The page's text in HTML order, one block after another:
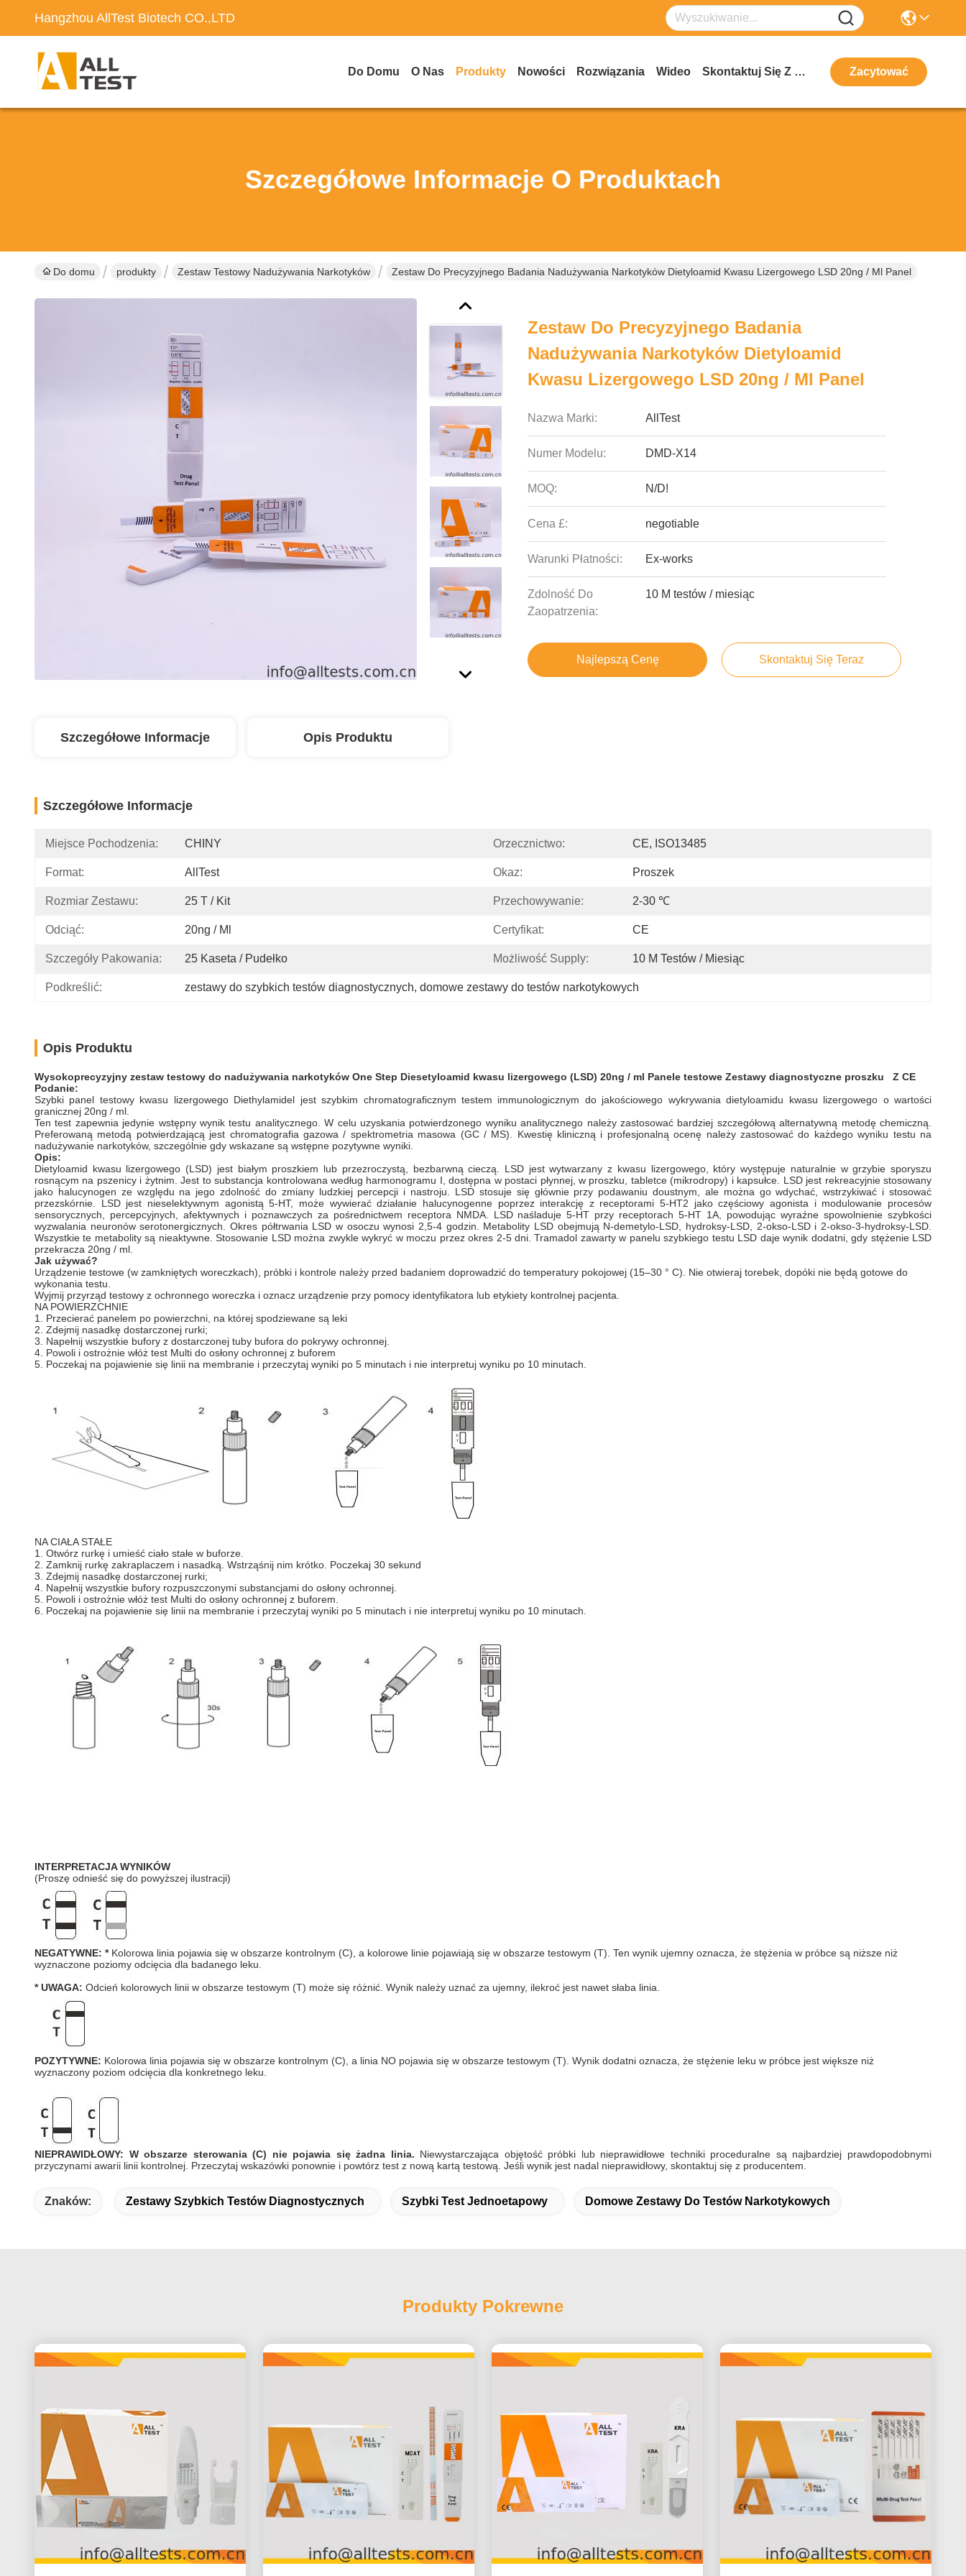
Hangzhou AllTest Biotech CO.,LTD
Do Domu O Nas Produkty Nowości Rozwiązania Wideo Skontaktuj Się Z Nami Zacytować
Szczegółowe Informacje O Produktach
Do domu produkty Zestaw Testowy Nadużywania Narkotyków Zestaw Do Precyzyjnego Badania Nadużywania Narkotyków Dietyloamid Kwasu Lizergowego LSD 20ng / Ml Panel
Zestaw Do Precyzyjnego Badania
Nadużywania Narkotyków Dietyloamid
Kwasu Lizergowego LSD 20ng / Ml Panel
Nazwa Marki: AllTest
Numer Modelu: DMD-X14
MOQ: N/D!
Cena £: negotiable
Warunki Płatności: Ex-works
Zdolność Do
Zaopatrzenia:
10 M testów / miesiąc
Najlepszą Cenę Skontaktuj Się Teraz
Szczegółowe Informacje Opis Produktu
Szczegółowe Informacje
Miejsce Pochodzenia: CHINY Orzecznictwo: CE, ISO13485
Format: AllTest Okaz: Proszek
Rozmiar Zestawu: 25 T / Kit Przechowywanie: 2-30 ℃
Odciąć: 20ng / Ml Certyfikat: CE
Szczegóły Pakowania: 25 Kaseta / Pudełko Możliwość Supply: 10 M Testów / Miesiąc
Podkreślić: zestawy do szybkich testów diagnostycznych, domowe zestawy do testów narkotykowych
Opis Produktu
Wysokoprecyzyjny zestaw testowy do nadużywania narkotyków One Step Diesetyloamid kwasu lizergowego (LSD) 20ng / ml Panele testowe Zestawy diagnostyczne proszku
Z CE
Podanie:
Szybki panel testowy kwasu lizergowego Diethylamidel jest szybkim chromatograficznym testem immunologicznym do jakościowego wykrywania dietyloamidu kwasu lizergowego o wartości
granicznej 20ng / ml.
Ten test zapewnia jedynie wstępny wynik testu analitycznego. W celu uzyskania potwierdzonego wyniku analitycznego należy zastosować bardziej szczegółową alternatywną metodę chemiczną.
Preferowaną metodą potwierdzającą jest chromatografia gazowa / spektrometria masowa (GC / MS). Kwestię kliniczną i profesjonalną ocenę należy zastosować do każdego wyniku testu na
nadużywanie narkotyków, szczególnie gdy wskazane są wstępne pozytywne wyniki.
Opis:
Dietyloamid kwasu lizergowego (LSD) jest białym proszkiem lub przezroczystą, bezbarwną cieczą. LSD jest wytwarzany z kwasu lizergowego, który występuje naturalnie w grzybie sporyszu
rosnącym na pszenicy i żytnim. Jest to substancja kontrolowana według harmonogramu I, dostępna w postaci płynnej, w proszku, tabletce (mikrodropy) i kapsułce. LSD jest rekreacyjnie stosowany
jako halucynogen ze względu na jego zdolność do zmiany ludzkiej percepcji i nastroju. LSD stosuje się głównie przy podawaniu doustnym, ale można go wdychać, wstrzykiwać i stosować
przezskórnie. LSD jest nieselektywnym agonistą 5-HT, może wywierać działanie halucynogenne poprzez interakcję z receptorami 5-HT2 jako częściowy agonista i modulowanie procesów
sensorycznych, percepcyjnych, afektywnych i poznawczych za pośrednictwem receptora NMDA. LSD naśladuje 5-HT przy receptorach 5-HT 1A, powodując wyraźne spowolnienie szybkości
wyzwalania neuronów serotonergicznych. Okres półtrwania LSD w osoczu wynosi 2,5-4 godzin. Metabolity LSD obejmują N-demetylo-LSD, hydroksy-LSD, 2-okso-LSD i 2-okso-3-hydroksy-LSD.
Wszystkie te metabolity są nieaktywne. Stosowanie LSD można zwykle wykryć w moczu przez okres 2-5 dni. Tramadol zawarty w panelu szybkiego testu LSD daje wynik dodatni, gdy stężenie LSD
przekracza 20ng / ml.
Jak używać?
Urządzenie testowe (w zamkniętych woreczkach), próbki i kontrole należy przed badaniem doprowadzić do temperatury pokojowej (15–30 ° C). Nie otwieraj torebek, dopóki nie będą gotowe do
wykonania testu.
Wyjmij przyrząd testowy z ochronnego woreczka i oznacz urządzenie przy pomocy identyfikatora lub etykiety kontrolnej pacjenta.
NA POWIERZCHNIE
1. Przecierać panelem po powierzchni, na której spodziewane są leki
2. Zdejmij nasadkę dostarczonej rurki;
3. Napełnij wszystkie bufory z dostarczonej tuby bufora do pokrywy ochronnej.
4. Powoli i ostrożnie włóż test Multi do osłony ochronnej z buforem
5. Poczekaj na pojawienie się linii na membranie i przeczytaj wyniki po 5 minutach i nie interpretuj wyniku po 10 minutach.
NA CIAŁA STAŁE
1. Otwórz rurkę i umieść ciało stałe w buforze.
2. Zamknij rurkę zakraplaczem i nasadką. Wstrząśnij nim krótko. Poczekaj 30 sekund
3. Zdejmij nasadkę dostarczonej rurki;
4. Napełnij wszystkie bufory rozpuszczonymi substancjami do osłony ochronnej.
5. Powoli i ostrożnie włóż test Multi do osłony ochronnej z buforem.
6. Poczekaj na pojawienie się linii na membranie i przeczytaj wyniki po 5 minutach i nie interpretuj wyniku po 10 minutach.
INTERPRETACJA WYNIKÓW
(Proszę odnieść się do powyższej ilustracji)
NEGATYWNE: *Kolorowa linia pojawia się w obszarze kontrolnym (C), a kolorowe linie pojawiają się w obszarze testowym (T). Ten wynik ujemny oznacza, że ​​stężenia w próbce są niższe niż
wyznaczone poziomy odcięcia dla badanego leku.
* UWAGA: Odcień kolorowych linii w obszarze testowym (T) może się różnić. Wynik należy uznać za ujemny, ilekroć jest nawet słaba linia.
POZYTYWNE: Kolorowa linia pojawia się w obszarze kontrolnym (C), a linia NO pojawia się w obszarze testowym (T). Wynik dodatni oznacza, że ​​stężenie leku w próbce jest większe niż
wyznaczony poziom odcięcia dla konkretnego leku.
NIEPRAWIDŁOWY: W obszarze sterowania (C) nie pojawia się żadna linia. Niewystarczająca objętość próbki lub nieprawidłowe techniki proceduralne są najbardziej prawdopodobnymi
przyczynami awarii linii kontrolnej. Przeczytaj wskazówki ponownie i powtórz test z nową kartą testową. Jeśli wynik jest nadal nieprawidłowy, skontaktuj się z producentem.
Znaków: Zestawy Szybkich Testów Diagnostycznych Szybki Test Jednoetapowy Domowe Zestawy Do Testów Narkotykowych
Produkty Pokrewne